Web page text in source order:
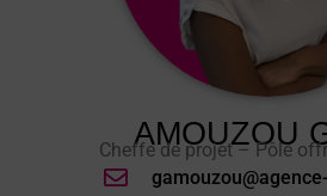
AMOUZOU
Cheffe de projet – Pôle